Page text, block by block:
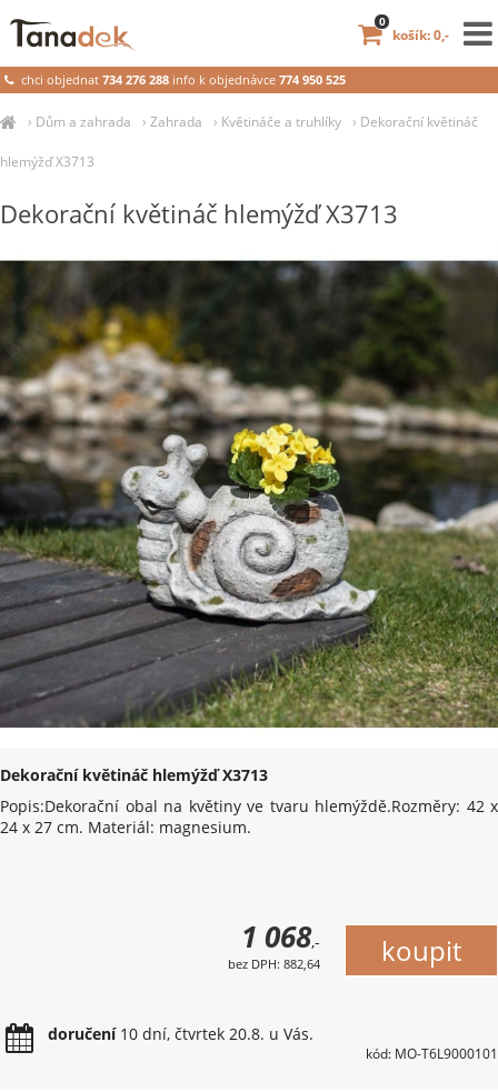
› Dům a zahrada › Zahrada › Květináče a truhlíky › Dekorační květináč
hlemýžď X3713
Dekorační květináč hlemýžď X3713
Dekorační květináč hlemýžď X3713
Popis:Dekorační obal na květiny ve tvaru hlemýždě.Rozměry: 42 x
24 x 27 cm. Materiál: magnesium.
1 068,-
bez DPH: 882,64
doručení10 dní, čtvrtek 20.8. u Vás.
kód: MO-T6L9000101
chci objednat734 276 288 info k objednávce 774 950 525
košík: 0,-
0